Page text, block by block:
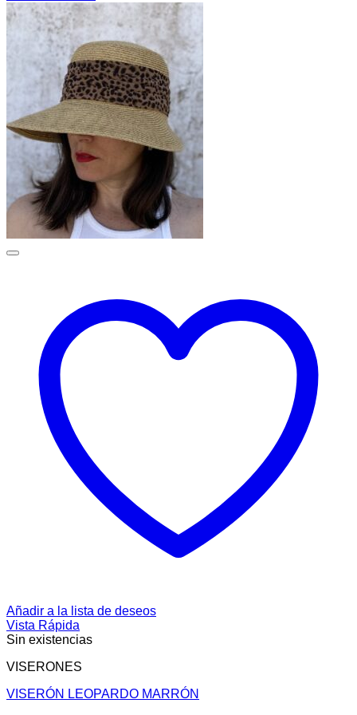
Añadir a la lista de deseos
Vista Rápida
Sin existencias
VISERONES
VISERÓN LEOPARDO MARRÓN